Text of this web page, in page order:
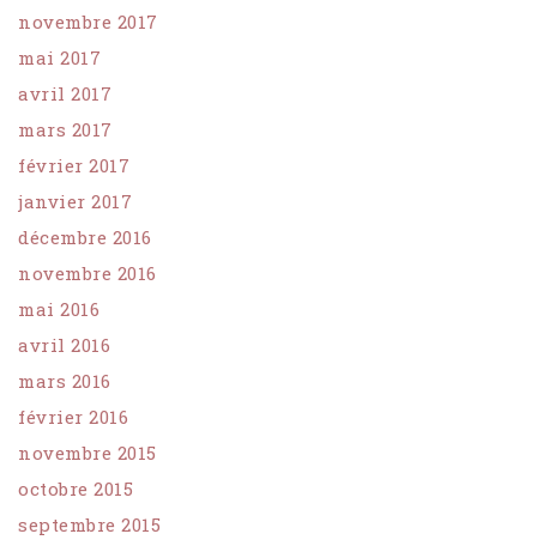
novembre 2017
mai 2017
avril 2017
mars 2017
février 2017
janvier 2017
décembre 2016
novembre 2016
mai 2016
avril 2016
mars 2016
février 2016
novembre 2015
octobre 2015
septembre 2015